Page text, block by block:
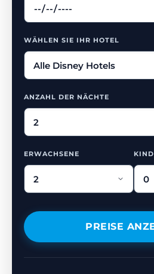
WÄHLEN SIE IHR HOTEL
ANZAHL DER NÄCHTE
ERWACHSENE
PREISE